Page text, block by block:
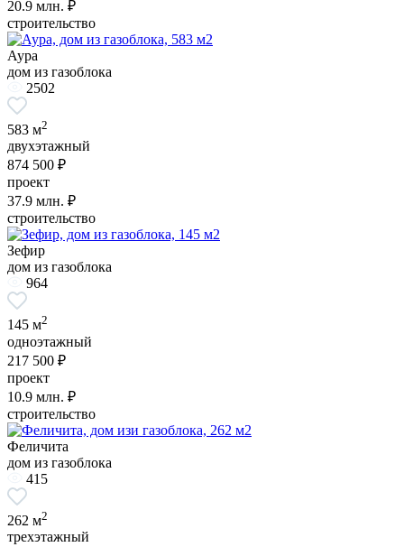
20.9 млн. ₽
строительство
Аура
дом из газоблока
2502
583 м2
двухэтажный
874 500 ₽
проект
37.9 млн. ₽
строительство
Зефир
дом из газоблока
964
145 м2
одноэтажный
217 500 ₽
проект
10.9 млн. ₽
строительство
Феличита
дом из газоблока
415
262 м2
трехэтажный